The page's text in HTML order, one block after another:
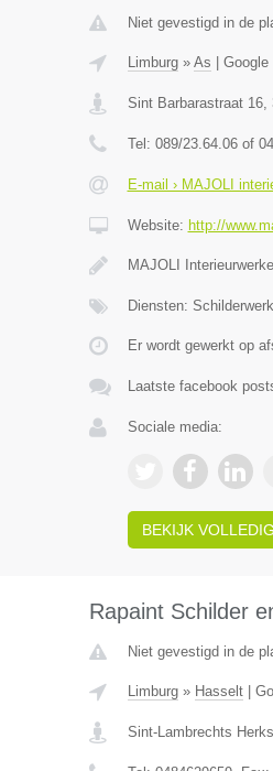
Niet gevestigd in de
Limburg» As Google
Sint Barbarastraat 16,
Tel: 089/23.64.06 of
E-mail › MAJOLI
Website: http://
MAJOLI
Diensten:
Er wordt gewerkt op
Laatste facebook
Sociale media:
BEKIJK
Rapaint Schilder
Niet gevestigd in de
Limburg» Hasselt|
Sint-Lambrechts